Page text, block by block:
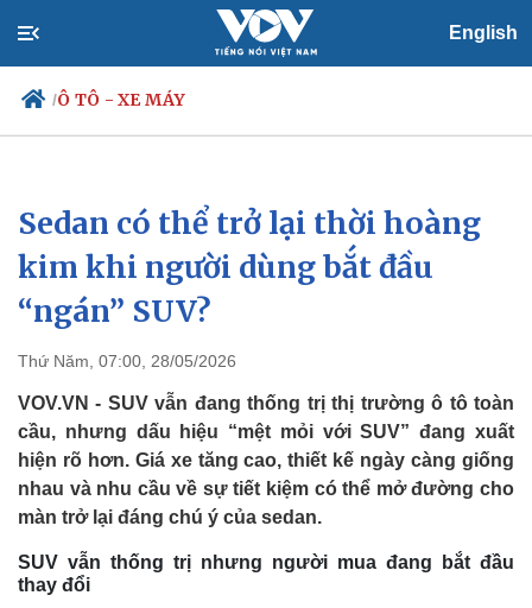
English
/Ô TÔ - XE MÁY
Chính trị
Đảng
Tổ chức nhân sự
Quốc hội
Nhận diện sự thật
Xã hội
Tin 24h
Dự báo thời tiết
Sedan có thể trở lại thời hoàng
kim khi người dùng bắt đầu
“ngán” SUV?
Thứ Năm, 07:00, 28/05/2026
VOV.VN - SUV vẫn đang thống trị thị trường ô tô toàn
cầu, nhưng dấu hiệu “mệt mỏi với SUV” đang xuất
hiện rõ hơn. Giá xe tăng cao, thiết kế ngày càng giống
nhau và nhu cầu về sự tiết kiệm có thể mở đường cho
màn trở lại đáng chú ý của sedan.
SUV vẫn thống trị nhưng người mua đang bắt đầu
thay đổi